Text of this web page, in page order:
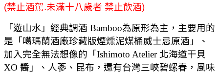
(禁止酒駕.未滿十八歲者 禁止飲酒)
「遊山水」經典調酒 Bamboo為原形為主，主要用的
是「噶瑪蘭酒廠珍藏版煙燻泥煤桶威士忌原酒」、
加入完全無法想像的「Ishimoto Atelier 北海道干貝
XO 醬」、人蔘、昆布，還有台灣三峽碧螺春，風味